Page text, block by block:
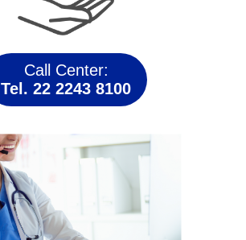
Call Center:
Tel. 22 2243 8100